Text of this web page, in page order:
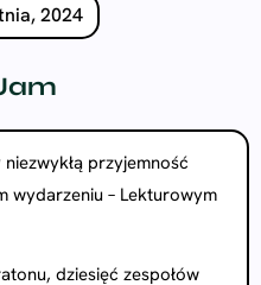
2024
przyjemność
wydarzeniu – Lekturowym
dziesięć zespołów